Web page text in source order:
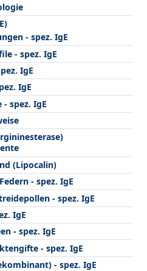
- spez. IgE
- spez. IgE
IgE
IgE
- spez. IgE
(Lipocalin)
- spez. IgE
- spez. IgE
IgE
- spez. IgE
- spez. IgE
- spez. IgE